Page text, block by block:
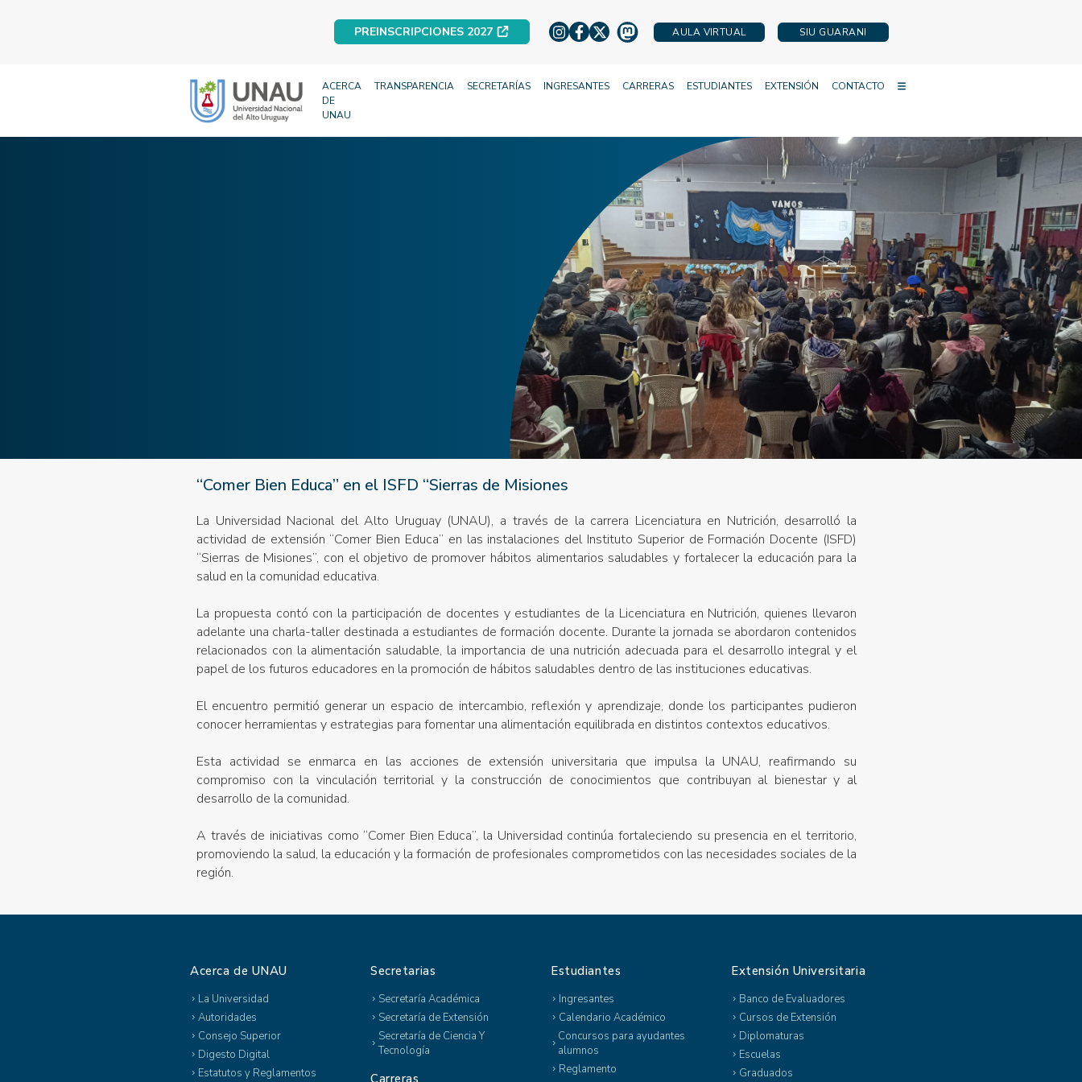
PREINSCRIPCIONES 2027 AULA VIRTUAL SIU GUARANI
ACERCA
DE
UNAU
TRANSPARENCIA SECRETARÍAS INGRESANTES CARRERAS ESTUDIANTES EXTENSIÓN CONTACTO
“Comer Bien Educa” en el ISFD “Sierras de Misiones
La Universidad Nacional del Alto Uruguay (UNAU), a través de la carrera Licenciatura en Nutrición, desarrolló la
actividad de extensión “Comer Bien Educa” en las instalaciones del Instituto Superior de Formación Docente (ISFD)
“Sierras de Misiones”, con el objetivo de promover hábitos alimentarios saludables y fortalecer la educación para la
salud en la comunidad educativa.
La propuesta contó con la participación de docentes y estudiantes de la Licenciatura en Nutrición, quienes llevaron
adelante una charla-taller destinada a estudiantes de formación docente. Durante la jornada se abordaron contenidos
relacionados con la alimentación saludable, la importancia de una nutrición adecuada para el desarrollo integral y el
papel de los futuros educadores en la promoción de hábitos saludables dentro de las instituciones educativas.
El encuentro permitió generar un espacio de intercambio, reflexión y aprendizaje, donde los participantes pudieron
conocer herramientas y estrategias para fomentar una alimentación equilibrada en distintos contextos educativos.
Esta actividad se enmarca en las acciones de extensión universitaria que impulsa la UNAU, reafirmando su
compromiso con la vinculación territorial y la construcción de conocimientos que contribuyan al bienestar y al
desarrollo de la comunidad.
A través de iniciativas como “Comer Bien Educa”, la Universidad continúa fortaleciendo su presencia en el territorio,
promoviendo la salud, la educación y la formación de profesionales comprometidos con las necesidades sociales de la
región.
Acerca de UNAU
La Universidad
Autoridades
Consejo Superior
Digesto Digital
Estatutos y Reglamentos
Secretarias
Secretaría Académica
Secretaría de Extensión
Secretaría de Ciencia Y
Tecnología
Carreras
Estudiantes
Ingresantes
Calendario Académico
Concursos para ayudantes
alumnos
Reglamento
Extensión Universitaria
Banco de Evaluadores
Cursos de Extensión
Diplomaturas
Escuelas
Graduados